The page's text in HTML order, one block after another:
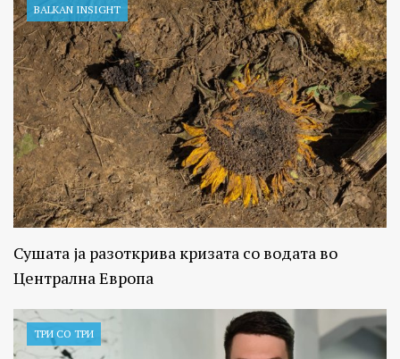
BALKAN INSIGHT
Сушата ја разоткрива кризата со водата во
Централна Европа
ТРИ СО ТРИ